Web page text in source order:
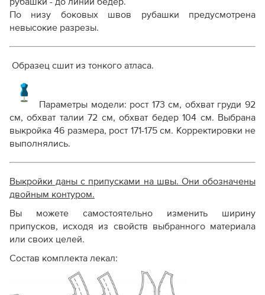
По низу боковых швов рубашки предусмотрена
невысокие разрезы.
Образец сшит из тонкого атласа.
Параметры модели: рост 173 см, обхват груди 92
см, обхват талии 72 см, обхват бедер 104 см. Выбрана
выкройка 46 размера, рост 171-175 см. Корректировки не
выполнялись.
Выкройки даны с припусками на швы. Они обозначены
двойным контуром.
Вы можете самостоятельно изменить ширину
припусков, исходя из свойств выбранного материала
или своих целей.
Состав комплекта лекал: